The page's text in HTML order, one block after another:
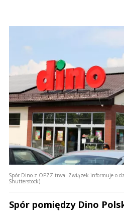
Spór Dino z OPZZ trwa. Związek informuje o
Shutterstock)
Spór pomiędzy Dino